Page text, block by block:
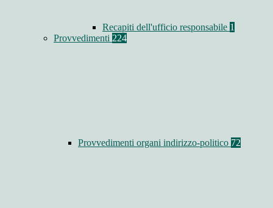
Recapiti dell'ufficio responsabile 1
Provvedimenti 224
Provvedimenti organi indirizzo-politico 72